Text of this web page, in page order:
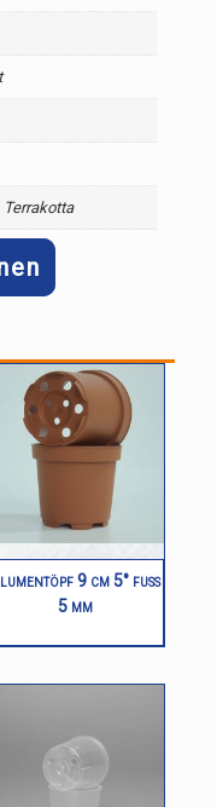
Terrakotta
9 cm 5° fuß
5 mm